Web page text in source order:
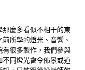
麼多看似不相干的東
所學的燈光、音響、
很多製作，我們參與
同燈光會令佈景或道